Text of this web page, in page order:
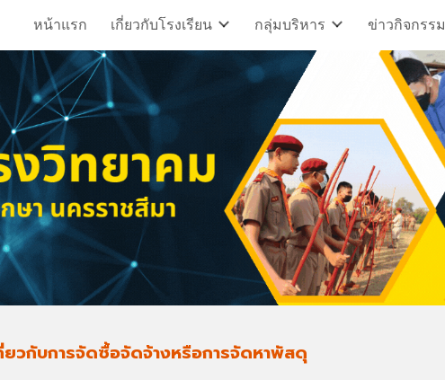
content Skip to navigation
หน้าแรก เกี่ยวกับโรงเรียน กลุ่มบริหาร ข่าวกิจกรรม
ยวกับการจัดซื้อจัดจ้างหรือการจัดหาพัสดุ